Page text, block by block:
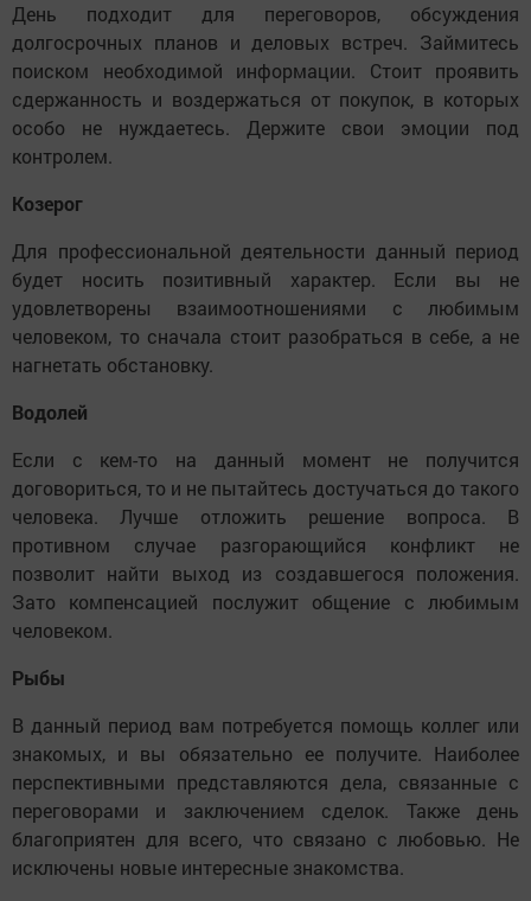
День подходит для переговоров, обсуждения
долгосрочных планов и деловых встреч. Займитесь
поиском необходимой информации. Стоит проявить
сдержанность и воздержаться от покупок, в которых
особо не нуждаетесь. Держите свои эмоции под
контролем.
Козерог
Для профессиональной деятельности данный период
будет носить позитивный характер. Если вы не
удовлетворены взаимоотношениями с любимым
человеком, то сначала стоит разобраться в себе, а не
нагнетать обстановку.
Водолей
Если с кем-то на данный момент не получится
договориться, то и не пытайтесь достучаться до такого
человека. Лучше отложить решение вопроса. В
противном случае разгорающийся конфликт не
позволит найти выход из создавшегося положения.
Зато компенсацией послужит общение с любимым
человеком.
Рыбы
В данный период вам потребуется помощь коллег или
знакомых, и вы обязательно ее получите. Наиболее
перспективными представляются дела, связанные с
переговорами и заключением сделок. Также день
благоприятен для всего, что связано с любовью. Не
исключены новые интересные знакомства.